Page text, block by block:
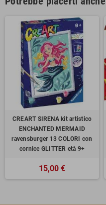
CREART SIRENA kit artistico
ENCHANTED MERMAID
ravensburger 13 COLORI con
cornice GLITTER età 9+
15,00 €